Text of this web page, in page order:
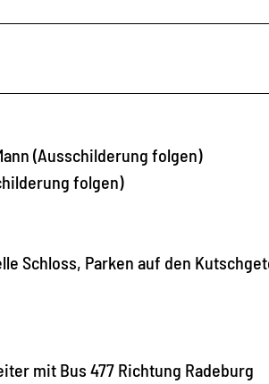
(Ausschilderung folgen)
folgen)
Schloss, Parken auf den
mit Bus 477 Richtung Radeburg